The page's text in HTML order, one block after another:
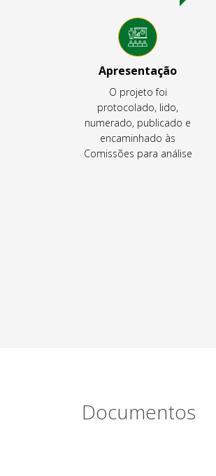
Apresentação
O projeto foi
protocolado, lido,
numerado, publicado e
encaminhado às
Comissões para análise
Documentos